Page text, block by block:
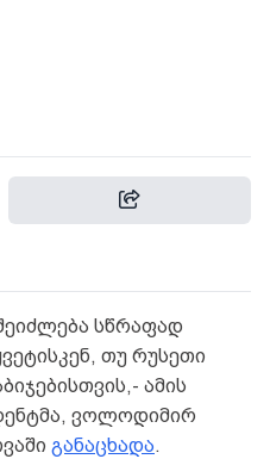
სწრაფად
თუ რუსეთი
ამის
ვოლოდიმირ
განაცხადა.